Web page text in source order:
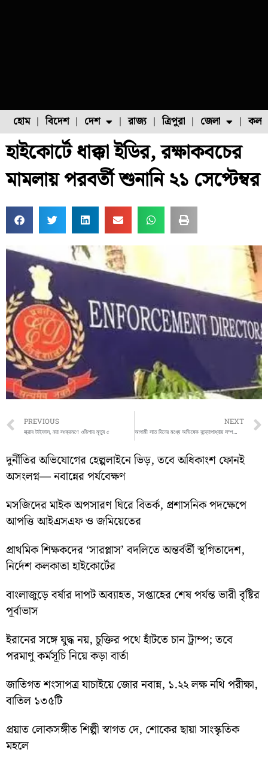
হোম বিদেশ দেশ
ফুল চাষ ফল চাষ মাছ চাষ পোল্ট্রি চাষ
রাজ্য ত্রিপুরা জেলা
উত্তর ২৪ পরগনা
হাইকোর্টে ধাক্কা ইডির, রক্ষাকবচের
মামলায় পরবর্তী শুনানি ২১ সেপ্টেম্বর
Prev
PREVIOUS
স্ক্রাব টাইফাস, নয়া সংক্রমণে ওডিশায় মৃত্যু ৫
NEXT
আগামী সাত দিনের মধ্যে অভিষেক বন্দ্যোপাধ্যায় সম্পত্তির হিসাব চাইলো কলকাতা হাইকোর্ট
দুর্নীতির অভিযোগের হেল্পলাইনে ভিড়, তবে অধিকাংশ ফোনই
অসংলগ্ন— নবান্নের পর্যবেক্ষণ
মসজিদের মাইক অপসারণ ঘিরে বিতর্ক, প্রশাসনিক পদক্ষেপে
আপত্তি আইএসএফ ও জমিয়েতের
প্রাথমিক শিক্ষকদের ‘সারপ্লাস’ বদলিতে অন্তর্বর্তী স্থগিতাদেশ,
নির্দেশ কলকাতা হাইকোর্টের
বাংলাজুড়ে বর্ষার দাপট অব্যাহত, সপ্তাহের শেষ পর্যন্ত ভারী বৃষ্টির
পূর্বাভাস
ইরানের সঙ্গে যুদ্ধ নয়, চুক্তির পথে হাঁটতে চান ট্রাম্প; তবে
পরমাণু কর্মসূচি নিয়ে কড়া বার্তা
জাতিগত শংসাপত্র যাচাইয়ে জোর নবান্ন, ১.২২ লক্ষ নথি পরীক্ষা,
বাতিল ১৩৫টি
প্রয়াত লোকসঙ্গীত শিল্পী স্বাগত দে, শোকের ছায়া সাংস্কৃতিক
মহলে